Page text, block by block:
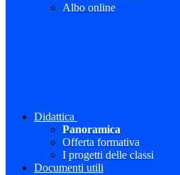
Albo online
Didattica
Panoramica
Offerta formativa
I progetti delle classi
Documenti utili